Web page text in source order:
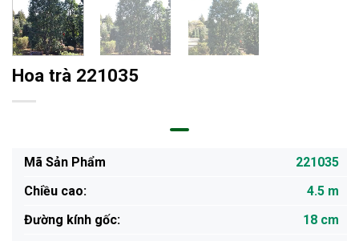
Hoa trà 221035
Mã Sản Phẩm
221035
Chiều cao:
4.5 m
Đường kính gốc:
18 cm